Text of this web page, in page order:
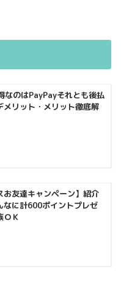
なのはPayPayそれとも後払
メリット・メリット徹底解
お友達キャンペーン】紹介
に計600ポイントプレゼ
ＯＫ